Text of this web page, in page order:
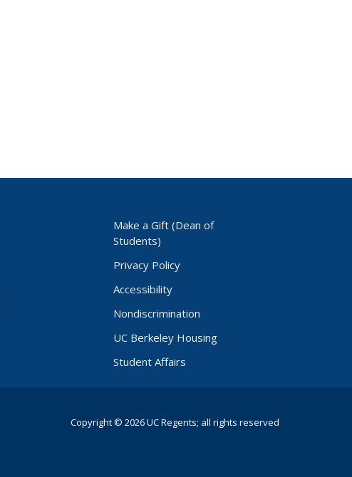
Make a Gift (Dean of
Students)
Privacy Policy
Accessibility
Nondiscrimination
UC Berkeley Housing
Student Affairs
Copyright © 2026 UC Regents; all rights reserved